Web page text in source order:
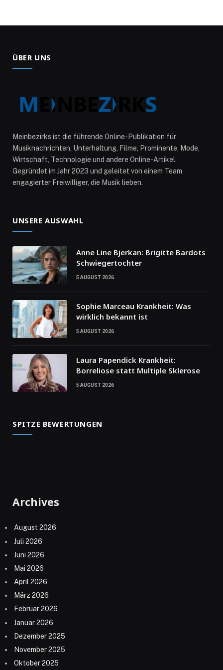
ÜBER UNS
Meinbezirks ist die führende Online-Publikation für
Musiknachrichten, Unterhaltung, Filme, Prominente, Mode,
Wirtschaft, Technologie und andere Online-Artikel.
Gegründet im Jahr 2023 und geleitet von einem Team
engagierter Freiwilliger, die Musik lieben.
UNSERE AUSWAHL
Anne Line Bjerkan: Brigitte Bardots
Schwiegertochter
5 AUGUST 2026
Sophie Marceau Krankheit: Was
wirklich bekannt ist
5 AUGUST 2026
Laura Papendick Krankheit:
Borreliose statt Multiple Sklerose
5 AUGUST 2026
SPITZE BEWERTUNGEN
Archives
August 2026
Juli 2026
Juni 2026
Mai 2026
April 2026
März 2026
Februar 2026
Januar 2026
Dezember 2025
November 2025
Oktober 2025